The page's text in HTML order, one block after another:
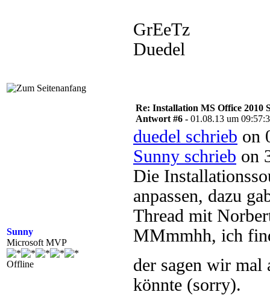
GrEeTz
Duedel
Sunny
Microsoft MVP
Offline
Re: Installation MS Office 2010
Antwort #6 - 01.08.13 um
duedel schrieb on
Sunny schrieb on
Die
anpassen, dazu
Thread mit
MMmmhh, ich
der sagen wir mal
könnte (sorry).